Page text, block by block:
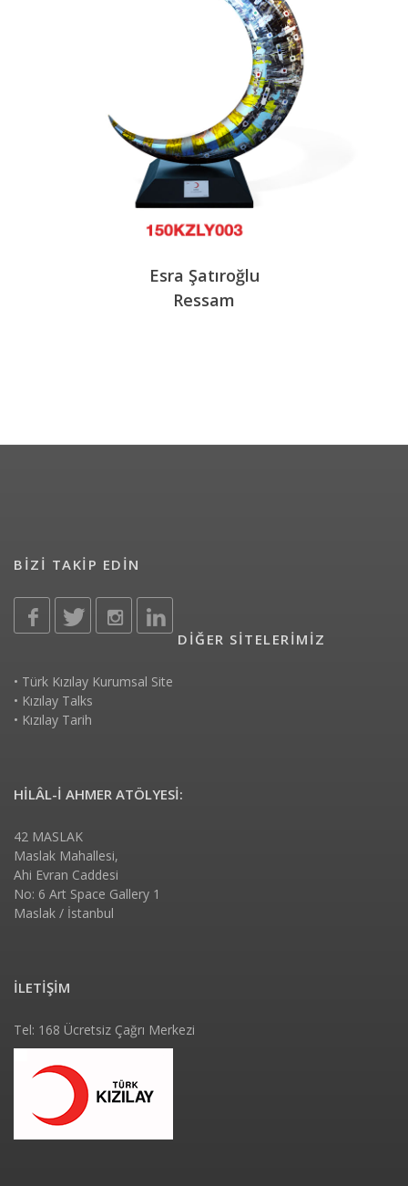
Esra Şatıroğlu
Ressam
BİZİ TAKİP EDİN
DİĞER SİTELERİMİZ
• Türk Kızılay Kurumsal Site
• Kızılay Talks
• Kızılay Tarih
HİLÂL-İ AHMER ATÖLYESİ:
42 MASLAK
Maslak Mahallesi,
Ahi Evran Caddesi
No: 6 Art Space Gallery 1
Maslak / İstanbul
İLETİŞİM
Tel: 168 Ücretsiz Çağrı Merkezi